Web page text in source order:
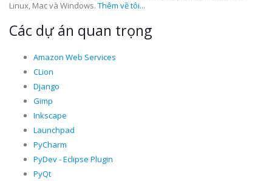
Linux, Mac và Windows. Thêm về tôi...
Các dự án quan trọng
Amazon Web Services
CLion
Django
Gimp
Inkscape
Launchpad
PyCharm
PyDev - Eclipse Plugin
PyQt